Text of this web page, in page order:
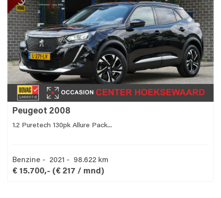
Peugeot 2008
1.2 Puretech 130pk Allure Pack...
Benzine - 2021 - 98.622 km
€ 15.700,- (€ 217 / mnd)